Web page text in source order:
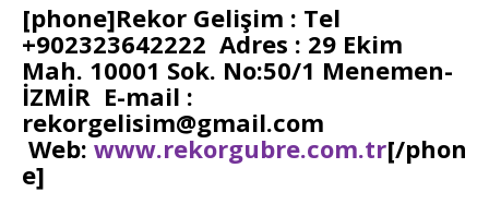
[phone]Rekor Gelişim : Tel
+902323642222 Adres : 29 Ekim
Mah. 10001 Sok. No:50/1 Menemen-
İZMİR E-mail :
rekorgelisim@gmail.com
Web:www.rekorgubre.com.tr[/phon
e]